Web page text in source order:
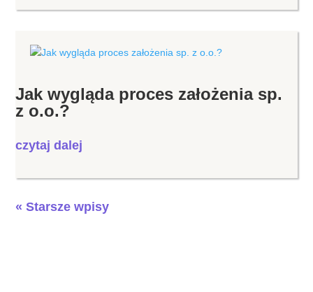
Jak wygląda proces założenia sp.
z o.o.?
czytaj dalej
« Starsze wpisy